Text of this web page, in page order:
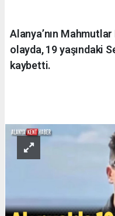
Alanya’nın
olayda, 19 yaşındaki
kaybetti.